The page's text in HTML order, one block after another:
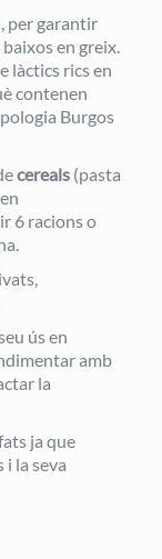
per garantir
en greix.
làctics rics en
contenen
Burgos
cereals(pasta
6 racions o
ús en
amb
la
ja que
la seva